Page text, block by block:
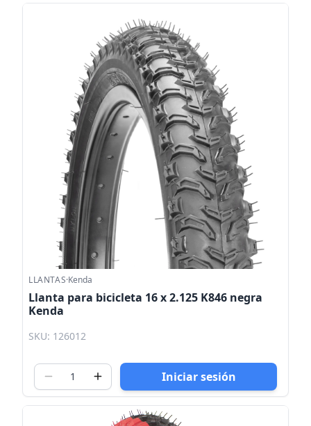
LLANTAS·Kenda
Llanta para bicicleta 16 x 2.125 K846 negra
Kenda
SKU: 126012
Iniciar sesión